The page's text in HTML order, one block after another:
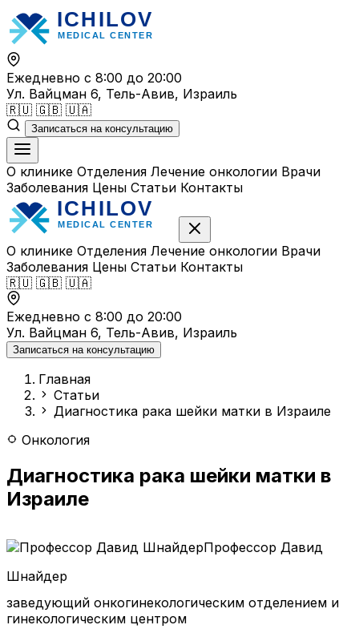
Перейти
к
содержимому
Ежедневно с 8:00 до 20:00
Ул. Вайцман 6, Тель-Авив, Израиль
🇷🇺 🇬🇧 🇺🇦
Записаться на консультацию
О клинике Отделения Лечение онкологии Врачи
Заболевания Цены Статьи Контакты
О клинике Отделения Лечение онкологии Врачи
Заболевания Цены Статьи Контакты
🇷🇺 🇬🇧 🇺🇦
Ежедневно с 8:00 до 20:00
Ул. Вайцман 6, Тель-Авив, Израиль
Записаться на консультацию
Главная
Статьи
Диагностика рака шейки матки в Израиле
Онкология
Диагностика рака шейки матки в
Израиле
Профессор Давид
Шнайдер
заведующий онкогинекологическим отделением и
гинекологическим центром